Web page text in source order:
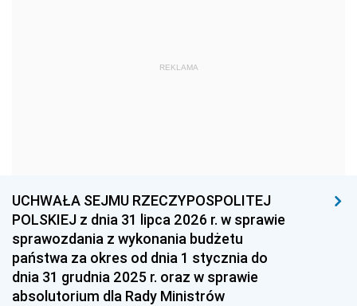
1968
1954 1953 1952
1951 1950
1948 1947 1946
1939 1938
REKLAMA
UCHWAŁA SEJMU RZECZYPOSPOLITEJ
POLSKIEJ z dnia 31 lipca 2026 r. w sprawie
sprawozdania z wykonania budżetu
państwa za okres od dnia 1 stycznia do
dnia 31 grudnia 2025 r. oraz w sprawie
absolutorium dla Rady Ministrów